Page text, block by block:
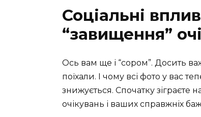
Соціальні
“завищення”
Ось вам ще і “сором”. Досить
поїхали. І чому всі фото у вас
знижується. Спочатку зіграєте
очікувань і ваших справжніх